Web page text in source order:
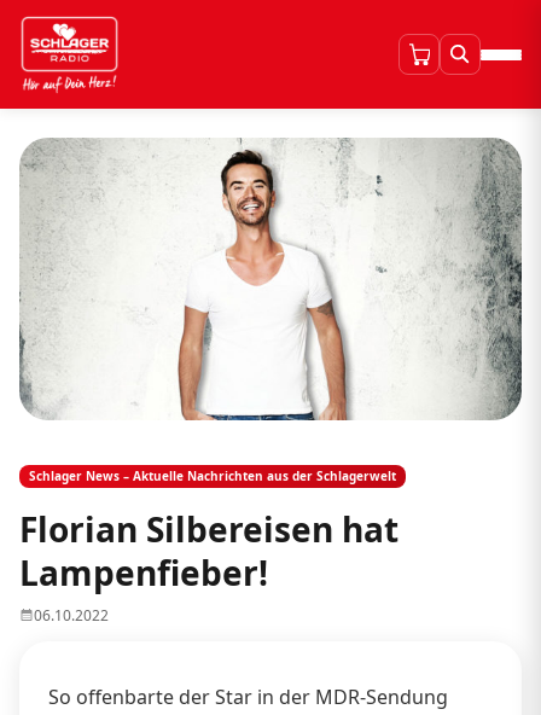
Schlager News – Aktuelle Nachrichten aus der Schlagerwelt
Florian Silbereisen hat
Lampenfieber!
06.10.2022
So offenbarte der Star in der MDR-Sendung